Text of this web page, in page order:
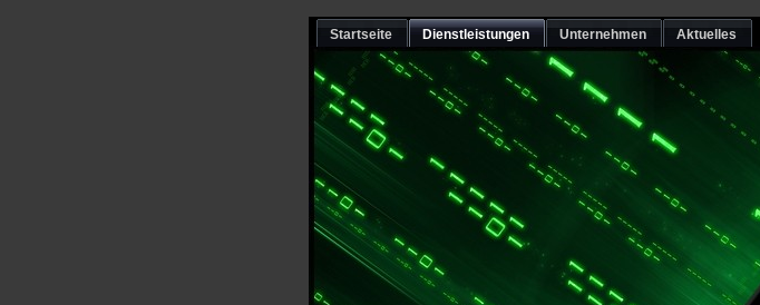
Startseite Dienstleistungen Unternehmen Aktuelles